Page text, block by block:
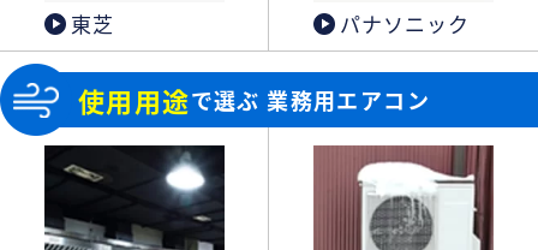
東芝 パナソニック
使用用途で選ぶ 業務用エアコン